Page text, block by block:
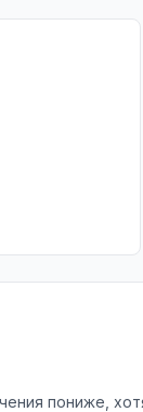
пониже,